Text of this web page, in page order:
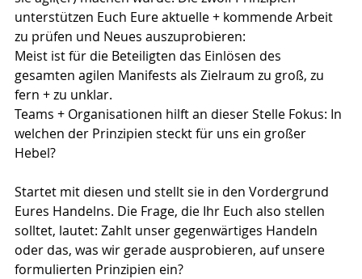
unterstützen Euch Eure aktuelle + kommende Arbeit
zu prüfen und Neues auszuprobieren:
Meist ist für die Beteiligten das Einlösen des
gesamten agilen Manifests als Zielraum zu groß, zu
fern + zu unklar.
Teams + Organisationen hilft an dieser Stelle Fokus: In
welchen der Prinzipien steckt für uns ein großer
Hebel?
Startet mit diesen und stellt sie in den Vordergrund
Eures Handelns. Die Frage, die Ihr Euch also stellen
solltet, lautet: Zahlt unser gegenwärtiges Handeln
oder das, was wir gerade ausprobieren, auf unsere
formulierten Prinzipien ein?